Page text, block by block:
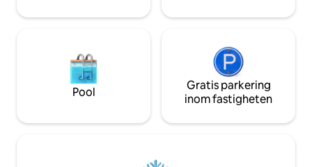
Pool
Gratis parkering
inom fastigheten